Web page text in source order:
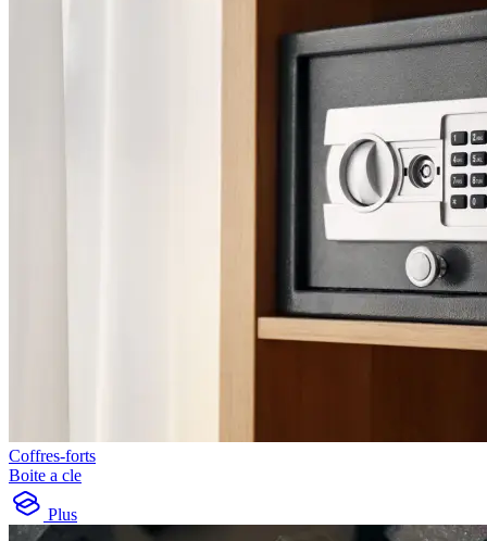
Coffres-forts
Boite a cle
Plus